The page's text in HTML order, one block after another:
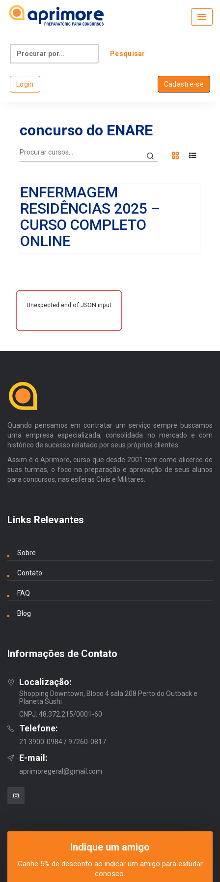
for:
Login Cadastre-se
concurso do ENARE
ENFERMAGEM
RESIDÊNCIAS 2025 –
CURSO COMPLETO
ONLINE
Unexpected end of JSON input
Quando pensamos em contratar um serviço sempre buscamos
uma empresa especializada, consolidada no mercado e com
histórico de sucesso relatado por seus próprios clientes.
Assim é o Aprimore, curso que desde 2001 tem como alicerce de
suas turmas, o foco na preparação e aprovação de seus alunos
para concursos, nas esferas Civis e Militares.
Links Relevantes
Sobre
Contato
FAQ
Blog
Informações de Contato
Localização:
Shopping Downtown, Bloco 4 sala 208 Perto do Outback e
Planeta Sushi
CNPJ: 48.372.215/0001-60
Telefone:
21 3900-0984 / 97260-0817
E-mail:
aprimoregeral@gmail.com
Indique um amigo
Ganhe 5% de desconto ao indicar um amigo para estudar
conosco.